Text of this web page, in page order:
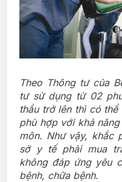
Theo Thông tư của
tư sử dụng từ 02
thầu trở lên thì có
phù hợp với khả
môn. Như vậy, khắc
sở y tế phải mua
không đáp ứng yêu
bệnh, chữa bệnh.